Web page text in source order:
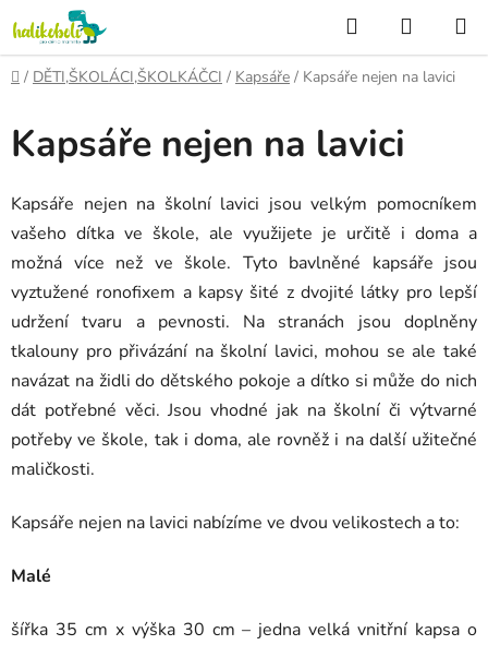
na
obsah
Hledat
KOŠÍK
Domů
/ DĚTI,ŠKOLÁCI,ŠKOLKÁČCI / Kapsáře / Kapsáře nejen na lavici
Kapsáře nejen na lavici
Kapsáře nejen na školní lavici jsou velkým pomocníkem
vašeho dítka ve škole, ale využijete je určitě i doma a
možná více než ve škole. Tyto bavlněné kapsáře jsou
vyztužené ronofixem a kapsy šité z dvojité látky pro lepší
udržení tvaru a pevnosti. Na stranách jsou doplněny
tkalouny pro přivázání na školní lavici, mohou se ale také
navázat na židli do dětského pokoje a dítko si může do nich
dát potřebné věci. Jsou vhodné jak na školní či výtvarné
potřeby ve škole, tak i doma, ale rovněž i na další užitečné
maličkosti.
Kapsáře nejen na lavici nabízíme ve dvou velikostech a to:
Malé
šířka 35 cm x výška 30 cm – jedna velká vnitřní kapsa o